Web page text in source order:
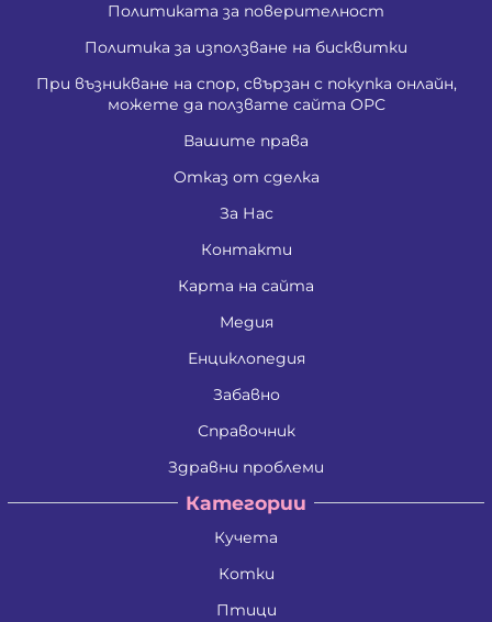
Политиката за поверителност
Политика за използване на бисквитки
При възникване на спор, свързан с покупка онлайн,
можете да ползвате сайта ОРС
Вашите права
Отказ от сделка
За Нас
Контакти
Карта на сайта
Медия
Енциклопедия
Забавно
Справочник
Здравни проблеми
Категории
Кучета
Котки
Птици